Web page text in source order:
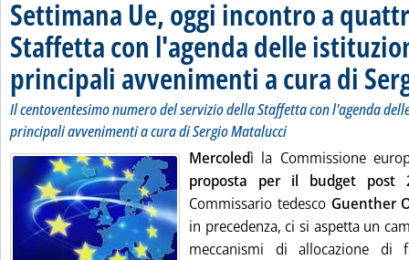
Settimana Ue, oggi incontro a
Staffettacon l'agenda delle
principali avvenimenti a cura di
Il centoventesimo numero del servizio dellaStaffettacon l'agenda
principali avvenimenti a cura di Sergio Matalucci
Mercoledì la Commissione
proposta per il budget post
Commissario tedesco Guenther
in precedenza, ci si aspetta un
meccanismi di allocazione di